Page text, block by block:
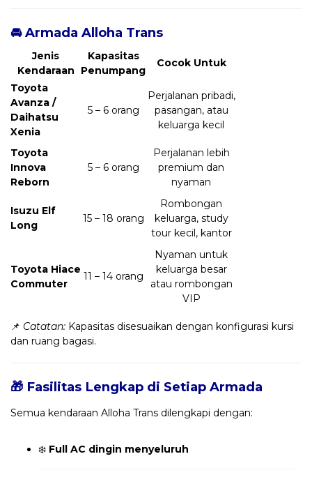
🚘 Armada Alloha Trans
Jenis
Kendaraan
Kapasitas
Penumpang
Cocok Untuk
Toyota
Avanza /
Daihatsu
Xenia
5 – 6 orang
Perjalanan pribadi,
pasangan, atau
keluarga kecil
Toyota
Innova
Reborn
5 – 6 orang
Perjalanan lebih
premium dan
nyaman
Isuzu Elf
Long
15 – 18 orang
Rombongan
keluarga, study
tour kecil, kantor
Toyota Hiace
Commuter
11 – 14 orang
Nyaman untuk
keluarga besar
atau rombongan
VIP
📌 Catatan: Kapasitas disesuaikan dengan konfigurasi kursi
dan ruang bagasi.
🎁 Fasilitas Lengkap di Setiap Armada
Semua kendaraan Alloha Trans dilengkapi dengan:
❄️ Full AC dingin menyeluruh